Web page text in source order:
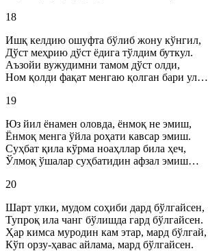
18
Ишқ келдию ошуфта бўлиб жону кўнгил,
Дўст меҳрию дўст ёдига тўлдим буткул.
Аъзойи вужудимни тамом дўст олди,
Ном қолди фақат менгаю қолган бари ул…
19
Юз йил ёнамен оловда, ёнмоқ не эмиш,
Ёнмоқ менга ўйла роҳати кавсар эмиш.
Суҳбат қила кўрма ноаҳллар била ҳеч,
Ўлмоқ ўшалар суҳбатидин афзал эмиш…
20
Шарт улки, мудом соҳиби дард бўлгайсен,
Тупроқ ила чанг бўлишда гард бўлгайсен.
Ҳар кимса муродин кам этар, мард бўлгай,
Кўп орзу-ҳавас айлама, мард бўлгайсен.